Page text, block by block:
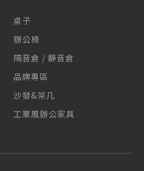
桌子
辦公椅
隔音倉 / 靜音倉
品牌專區
沙發&茶几
工業風辦公家具